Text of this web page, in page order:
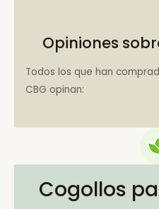
Opiniones
Todos los que han
CBG opinan:
Cogollos